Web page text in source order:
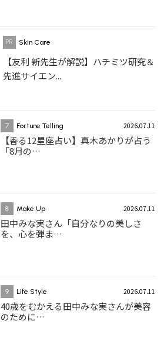
Skin Care
【友利 新先生が解説】ハチミツ研究＆
先進サイエン...
7 Fortune Telling 2026.07.11
【香る12星座占い】真木あかりが占う
「8月の…
8 Make Up 2026.07.11
田中みな実さん「自分なりの美しさ
を、心を弾ま…
9 Life Style 2026.07.11
40歳をむかえる田中みな実さんが美容
のために…